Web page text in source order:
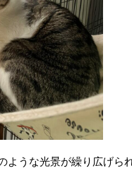
ような光景が繰り広げら